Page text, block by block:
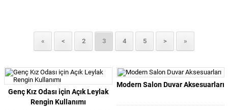
« < 2 3 4 5 > »
Genç Kız Odası için Açık Leylak
Rengin Kullanımı
Modern Salon Duvar Aksesuarları